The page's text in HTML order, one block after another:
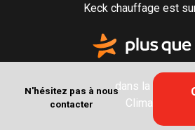
N'hésitez pas à nous
contacter
Keck chauffage est
dans la
Climatisation